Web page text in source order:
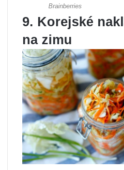
9. Korejské
na zimu